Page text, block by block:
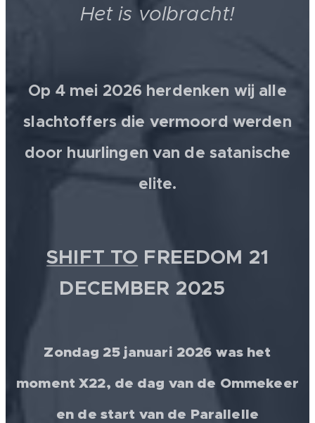
Het is volbracht!
Op 4 mei 2026 herdenken wij alle
slachtoffers die vermoord werden
door huurlingen van de satanische
elite.
SHIFT TO FREEDOM 21
DECEMBER 2025 💫
Zondag 25 januari 2026 was het
moment X22, de dag van de Ommekeer
en de start van de Parallelle